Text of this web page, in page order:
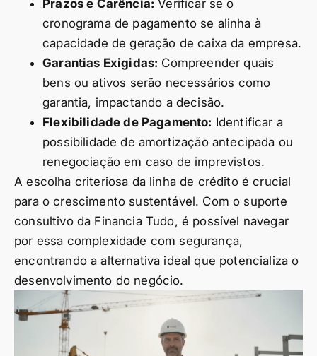
Prazos e Carência: Verificar se o
cronograma de pagamento se alinha à
capacidade de geração de caixa da empresa.
Garantias Exigidas: Compreender quais
bens ou ativos serão necessários como
garantia, impactando a decisão.
Flexibilidade de Pagamento: Identificar a
possibilidade de amortização antecipada ou
renegociação em caso de imprevistos.
A escolha criteriosa da linha de crédito é crucial
para o crescimento sustentável. Com o suporte
consultivo da Financia Tudo, é possível navegar
por essa complexidade com segurança,
encontrando a alternativa ideal que potencializa o
desenvolvimento do negócio.